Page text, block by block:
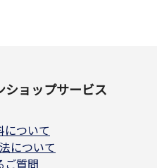
ショップサービス
について
について
ご質問